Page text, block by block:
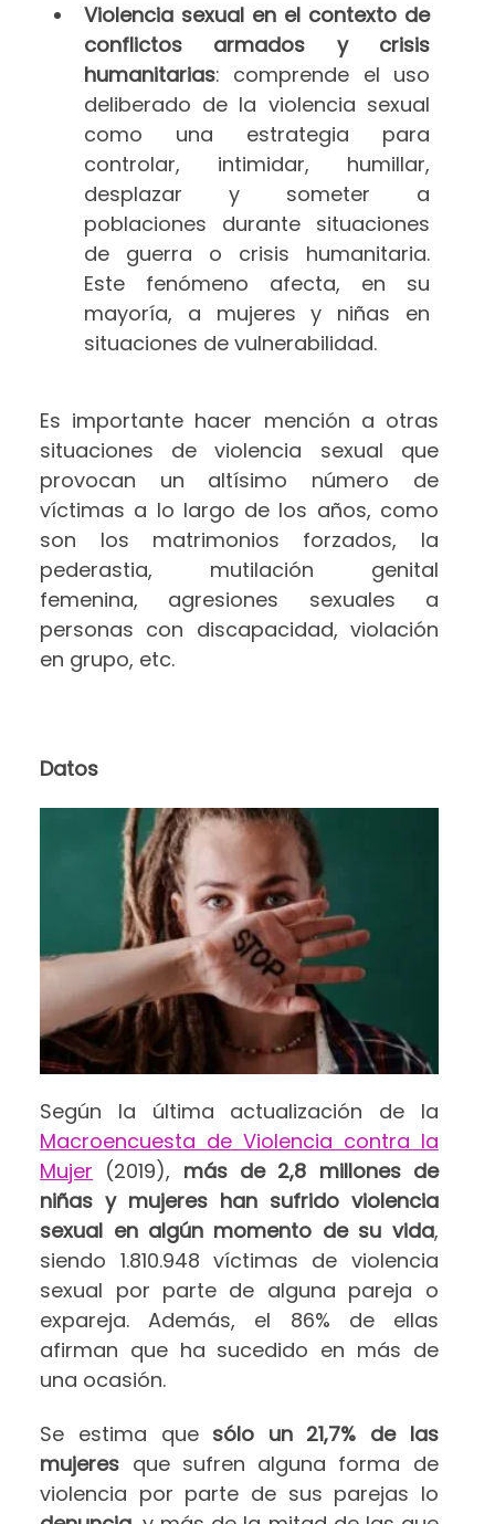
Violencia sexual en el contexto de
conflictos armados y crisis
humanitarias: comprende el uso
deliberado de la violencia sexual
como una estrategia para
controlar, intimidar, humillar,
desplazar y someter a
poblaciones durante situaciones
de guerra o crisis humanitaria.
Este fenómeno afecta, en su
mayoría, a mujeres y niñas en
situaciones de vulnerabilidad.
Es importante hacer mención a otras
situaciones de violencia sexual que
provocan un altísimo número de
víctimas a lo largo de los años, como
son los matrimonios forzados, la
pederastia, mutilación genital
femenina, agresiones sexuales a
personas con discapacidad, violación
en grupo, etc.
Datos
Según la última actualización de la
Macroencuesta de Violencia contra la
Mujer (2019), más de 2,8 millones de
niñas y mujeres han sufrido violencia
sexual en algún momento de su vida,
siendo 1.810.948 víctimas de violencia
sexual por parte de alguna pareja o
expareja. Además, el 86% de ellas
afirman que ha sucedido en más de
una ocasión.
Se estima que sólo un 21,7% de las
mujeres que sufren alguna forma de
violencia por parte de sus parejas lo